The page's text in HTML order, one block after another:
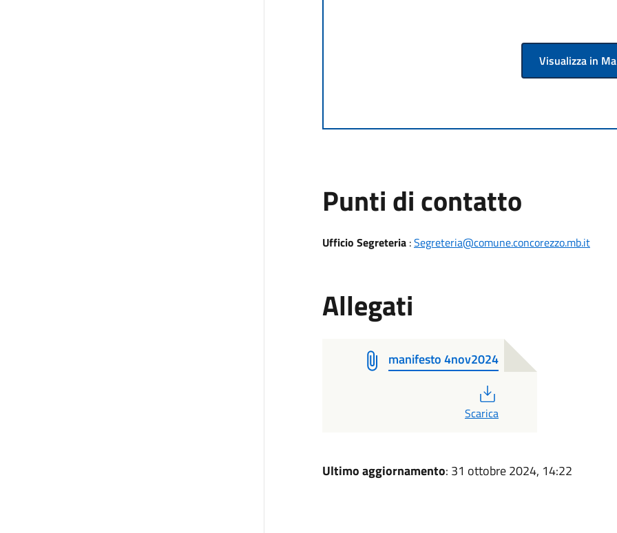
Visualizza in
Punti di contatto
Ufficio Segreteria:Segreteria@comune.concorezzo.mb.it
Allegati
manifesto 4nov2024
Scarica
Ultimo aggiornamento: 31 ottobre 2024, 14:22